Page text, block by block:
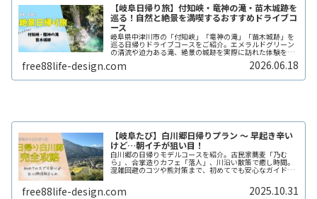
【岐阜日帰り旅】付知峡・竜神の滝・苗木城跡を
巡る！自然と絶景を満喫するおすすめドライブコ
ース
岐阜県中津川市の「付知峡」「竜神の滝」「苗木城跡」を
巡る日帰りドライブコースをご紹介。エメラルドグリーン
の清流や迫力ある滝、絶景の城跡を実際に訪れた体験をも
とに、見どころや所要時間、モデルコースを詳しく解説し
ます。
free88life-design.com 2026.06.18
【岐阜たび】白川郷日帰りプラン 〜 早起き辛い
けど…朝イチが狙い目！
白川郷の日帰りモデルコースを紹介。古民家蕎麦「乃む
ら」、合掌造りカフェ「落人」、川沿い散策で癒し時間。
混雑回避のコツや熊対策まで、初めてでも安心なガイドま
free88life-design.com 2025.10.31